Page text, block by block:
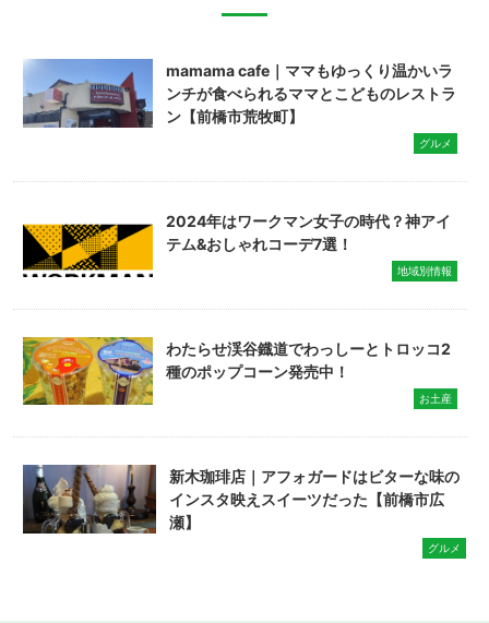
mamama cafe｜ママもゆっくり温かいラ
ンチが食べられるママとこどものレストラ
ン【前橋市荒牧町】
グルメ
2024年はワークマン女子の時代？神アイ
テム&おしゃれコーデ7選！
地域別情報
わたらせ渓谷鐡道でわっしーとトロッコ2
種のポップコーン発売中！
お土産
新木珈琲店｜アフォガードはビターな味の
インスタ映えスイーツだった【前橋市広
瀬】
グルメ